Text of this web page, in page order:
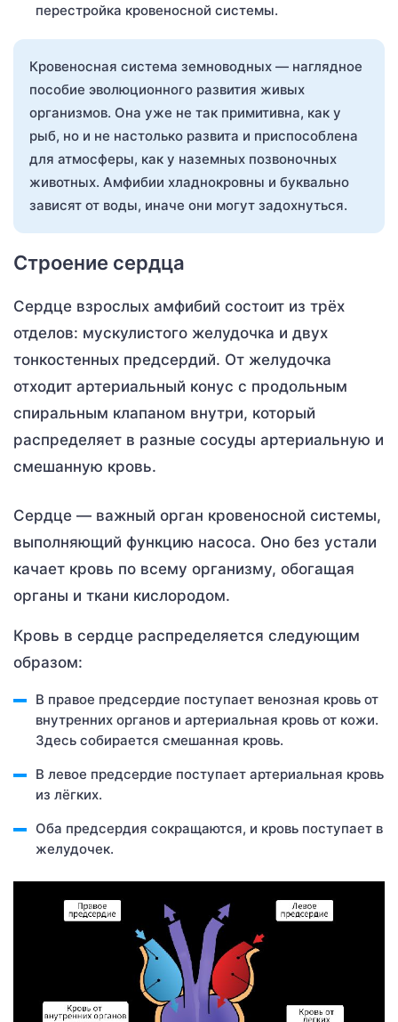
перестройка кровеносной системы.
Кровеносная система земноводных — наглядное
пособие эволюционного развития живых
организмов. Она уже не так примитивна, как у
рыб, но и не настолько развита и приспособлена
для атмосферы, как у наземных позвоночных
животных. Амфибии хладнокровны и буквально
зависят от воды, иначе они могут задохнуться.
Строение сердца
Сердце взрослых амфибий состоит из трёх
отделов: мускулистого желудочка и двух
тонкостенных предсердий. От желудочка
отходит артериальный конус с продольным
спиральным клапаном внутри, который
распределяет в разные сосуды артериальную и
смешанную кровь.
Сердце — важный орган кровеносной системы,
выполняющий функцию насоса. Оно без устали
качает кровь по всему организму, обогащая
органы и ткани кислородом.
Кровь в сердце распределяется следующим
образом:
В правое предсердие поступает венозная кровь от
внутренних органов и артериальная кровь от кожи.
Здесь собирается смешанная кровь.
В левое предсердие поступает артериальная кровь
из лёгких.
Оба предсердия сокращаются, и кровь поступает в
желудочек.